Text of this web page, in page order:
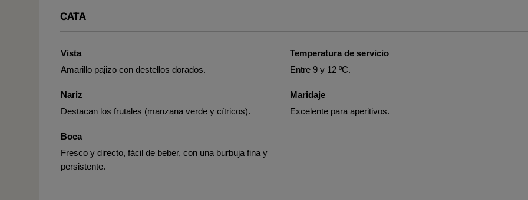
CATA
Vista
Amarillo pajizo con destellos dorados.
Nariz
Destacan los frutales (manzana verde y cítricos).
Boca
Fresco y directo, fácil de beber, con una burbuja fina y
persistente.
Temperatura de servicio
Entre 9 y 12 ºC.
Maridaje
Excelente para aperitivos.